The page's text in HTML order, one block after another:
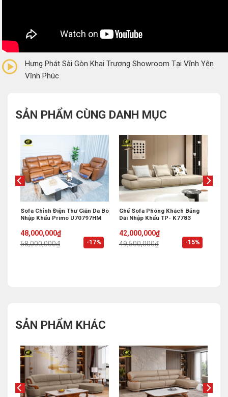
(0 Reviews)
Hưng Phát Sài Gòn Khai Trương Showroom Tại Vĩnh Yên
Vĩnh Phúc
SẢN PHẨM CÙNG DANH MỤC
-17%
Sofa Chỉnh Điện Thư Giãn Da Bò
Nhập Khẩu Primo U70797HM
58,000,000₫
Original
price
was:
48,000,000₫
Current
price
is:
-15%
Ghế Sofa Phòng Khách Băng
Dài Nhập Khẩu TP- K7783
49,500,000₫
Original
price
was:
42,000,000₫
Current
price
is:
SẢN PHẨM KHÁC